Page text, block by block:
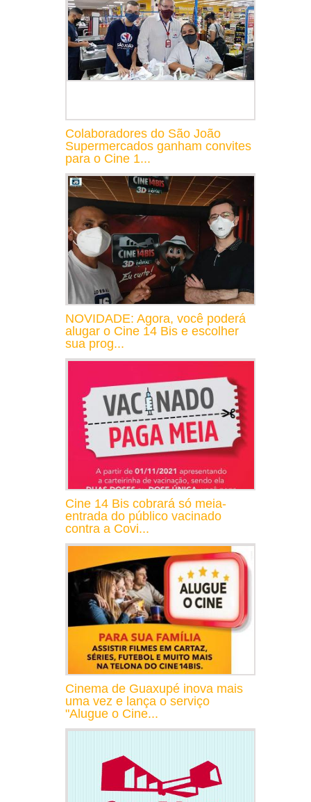
Colaboradores do São João
Supermercados ganham convites
para o Cine 1...
NOVIDADE: Agora, você poderá
alugar o Cine 14 Bis e escolher
sua prog...
Cine 14 Bis cobrará só meia-
entrada do público vacinado
contra a Covi...
Cinema de Guaxupé inova mais
uma vez e lança o serviço
"Alugue o Cine...